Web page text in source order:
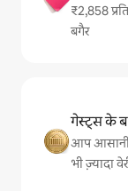
₹2,858
बगैर
गेस्ट्स के
आप आसानी
भी ज़्यादा